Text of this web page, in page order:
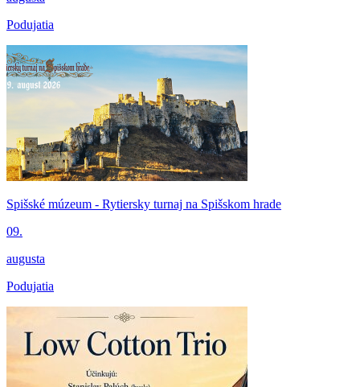
Podujatia
Spišské múzeum - Rytiersky turnaj na Spišskom hrade
09.
augusta
Podujatia